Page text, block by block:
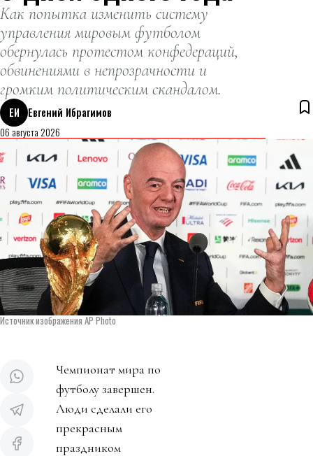
Как попытка изменить систему
управления мировым футболом
обернулась протестом конфедераций,
обвинениями в непрозрачности и
громким политическим скандалом.
ЕИ
Евгений Ибрагимов
06 августа 2026
Источник изображения AP Photo
Чемпионат мира по
футболу завершен.
Люди сделали его
прекрасным
праздником